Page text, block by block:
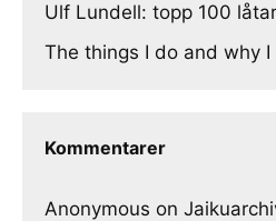
Ulf Lundell: topp 100
The things I do and why I
Kommentarer
Anonymous on